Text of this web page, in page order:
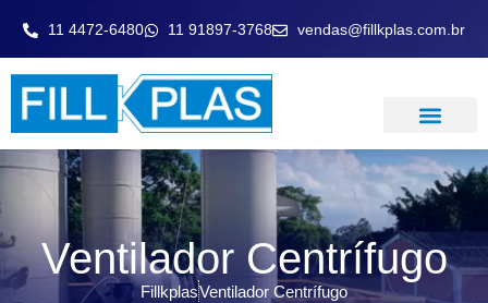
11 4472-6480 11 91897-3768 vendas@fillkplas.com.br
Ventilador Centrífugo
FillkplasVentilador Centrífugo